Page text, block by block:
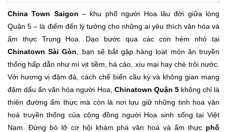
China Town Saigon – khu phố người Hoa lâu đời giữa lòng
Quận 5 – là điểm đến lý tưởng cho những ai yêu thích văn hóa và
ẩm thực Trung Hoa. Dạo bước qua các con hẻm nhỏ tại
Chinatown Sài Gòn , bạn sẽ bắt gặp hàng loạt món ăn truyền
thống hấp dẫn như mì vịt tiềm, há cảo, xíu mại hay chè trôi nước.
Với hương vị đậm đà, cách chế biến cầu kỳ và không gian mang
đậm dấu ấn văn hóa người Hoa, Chinatown Quận 5không chỉ là
thiên đường ẩm thực mà còn là nơi lưu giữ những tinh hoa văn
hoá truyền thống của cộng đồng người Hoa sinh sống tại Việt
Nam. Đừng bỏ lỡ cơ hội khám phá văn hoá và ẩm thực phố